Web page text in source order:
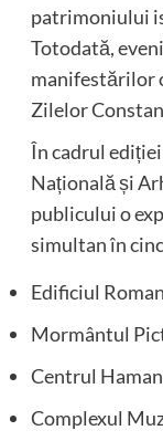
patrimoniului
Totodată,
manifestărilor
Zilelor
În cadrul
Națională și
publicului o
simultan în
Edificiul
Mormântul
Centrul
Complexul